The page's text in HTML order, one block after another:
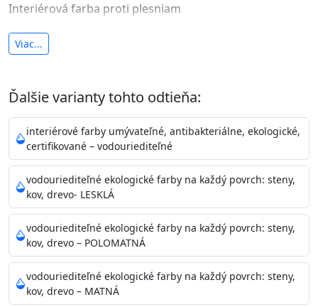
Interiérová farba proti plesniam
antibakteriálna a umývateľná
Je interiérová protiplesňová farba s iónmi
Vďaka svojmu špeciálnemu zloženiu
znižuje (o 99,9%) množstvo baktérií na povrchu náteru.
Preto jevhodná na nátery priestor s
vysokými nárokmi na hygienickú čistotu ako sú
nemocnice, pôrodnice, operačné
sály, potravinárske priestory, detské izby, školy,
škôlky, telocvične, a samozrejme je
vhodná aj do bežných priestorov. Je plne umývateľná
(trieda 2 podľa EN 13300) pri
zachovaní priedušnosti vodných pár z natretých
povrchov. Má vynikajúcu kryciu schopnosť,
vysokú výdatnosť a výborný rozliv. Je možné ju tónovať v
Viac...
Ďalšie varianty tohto odtieňa:
interiérové farby umývateľné, antibakteriálne, ekologické,
certifikované – vodouriediteľné
vodouriediteľné ekologické farby na každý povrch: steny,
kov, drevo- LESKLÁ
vodouriediteľné ekologické farby na každý povrch: steny,
kov, drevo – POLOMATNÁ
vodouriediteľné ekologické farby na každý povrch: steny,
kov, drevo – MATNÁ